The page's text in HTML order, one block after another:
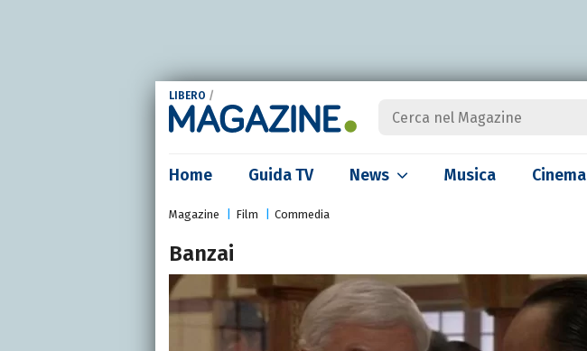
LIBERO /
Home Guida TV News Musica Cinema
Magazine Film Commedia
Banzai